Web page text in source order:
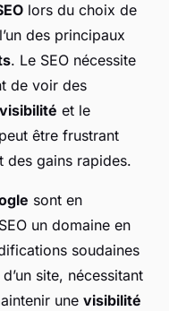
lors du choix de
des principaux
. Le SEO nécessite
de voir des
visibilité et le
être frustrant
des gains rapides.
sont en
un domaine en
soudaines
site, nécessitant
une visibilité